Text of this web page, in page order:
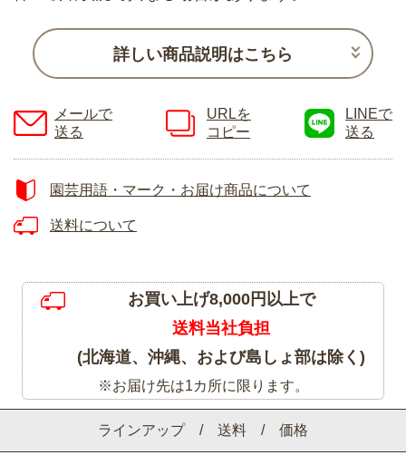
ラインアップ / 送料 / 価格
詳しい商品説明はこちら
メールで
送る
URLを
コピー
LINEで
送る
園芸用語・マーク・お届け商品について
送料について
お買い上げ8,000円以上で
送料当社負担
(北海道、沖縄、および島しょ部は除く)
※お届け先は1カ所に限ります。